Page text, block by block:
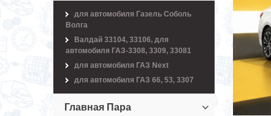
для автомобиля Газель Соболь
Волга
Валдай 33104, 33106, для
автомобиля ГАЗ-3308, 3309, 33081
для автомобиля ГАЗ Next
для автомобиля ГАЗ 66, 53, 3307
Главная Пара